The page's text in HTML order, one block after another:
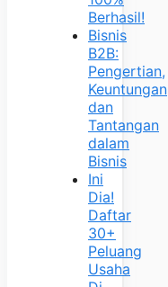
Berhasil!
Bisnis
B2B:
Pengertian,
Keuntungan
dan
Tantangan
dalam
Bisnis
Ini
Dia!
Daftar
30+
Peluang
Usaha